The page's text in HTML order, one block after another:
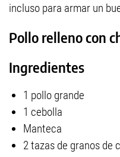
incluso para armar un
Pollo relleno con
Ingredientes
1 pollo grande
1 cebolla
Manteca
2 tazas de granos de